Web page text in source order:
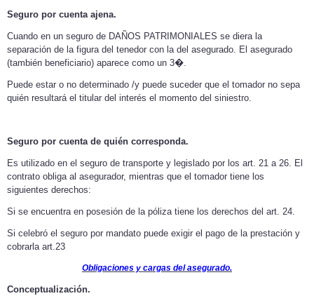
Seguro por cuenta ajena.
Cuando en un seguro de DAÑOS PATRIMONIALES se diera la
separación de la figura del tenedor con la del asegurado. El asegurado
(también beneficiario) aparece como un 3�.
Puede estar o no determinado /y puede suceder que el tomador no sepa
quién resultará el titular del interés el momento del siniestro.
Seguro por cuenta de quién corresponda.
Es utilizado en el seguro de transporte y legislado por los art. 21 a 26. El
contrato obliga al asegurador, mientras que el tomador tiene los
siguientes derechos:
Si se encuentra en posesión de la póliza tiene los derechos del art. 24.
Si celebró el seguro por mandato puede exigir el pago de la prestación y
cobrarla art.23
Obligaciones y cargas del asegurado.
Conceptualización.